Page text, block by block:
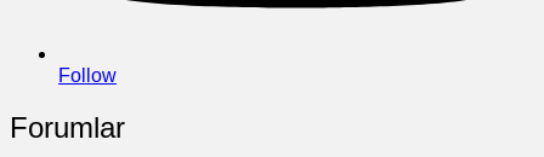
Follow
Forumlar